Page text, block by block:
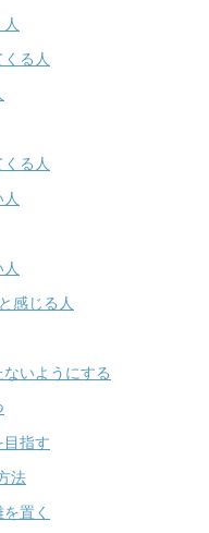
る人
る人
感じる人
いようにする
目指す
法
置く